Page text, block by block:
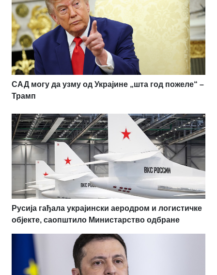
САД могу да узму од Украјине „шта год пожеле“ –
Трамп
Русија гађала украјински аеродром и логистичке
објекте, саопштило Министарство одбране